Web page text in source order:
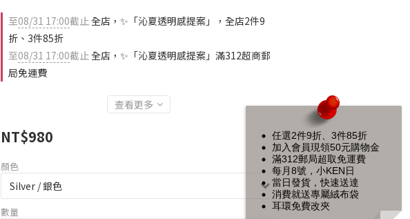
至08/31 17:00截止全店，✨「沁夏透明感提案」，全店2件9
折、3件85折
至08/31 17:00截止全店，✨「沁夏透明感提案」滿312超商郵
局免運費
查看更多
NT$980
顏色
數量
任選2件9折、3件85折
加入會員現領50元購物金
滿312郵局超取免運費
每月8號，小KEN日
當日發貨，快速送達
消費就送專屬絨布袋
耳環免費改夾